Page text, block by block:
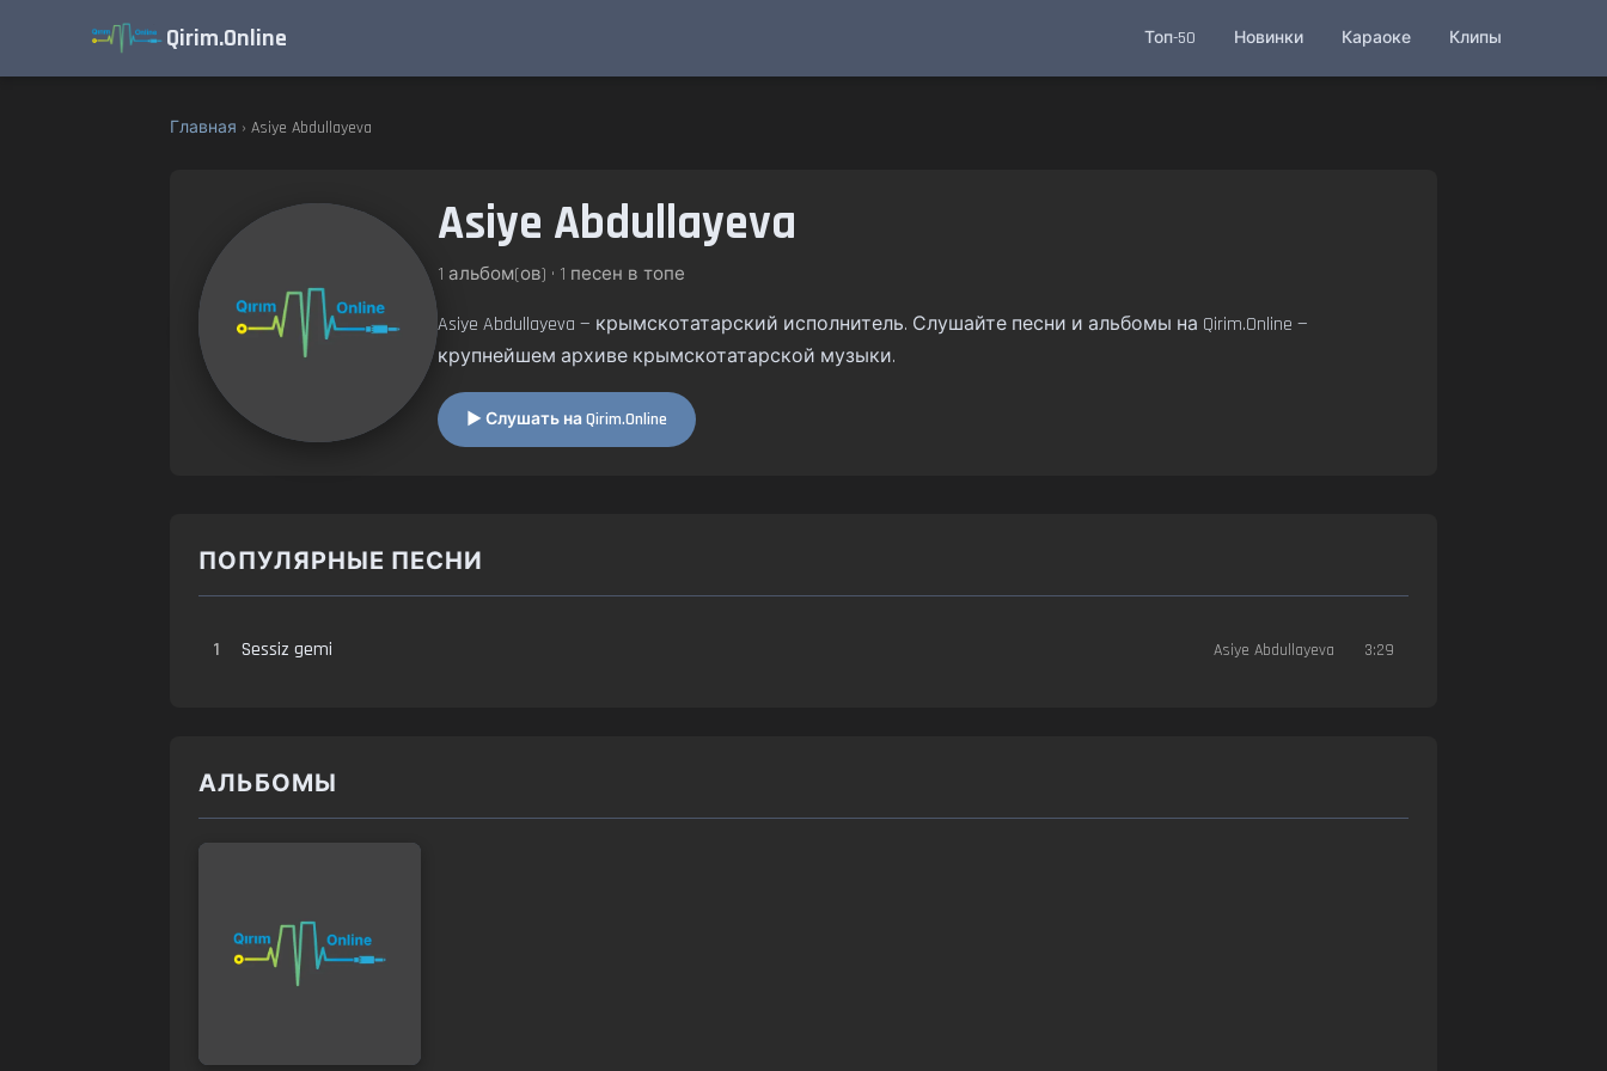
Qirim.Online Топ-50 Новинки Караоке Клипы
Главная › Asiye Abdullayeva
Asiye Abdullayeva
1 альбом(ов) • 1 песен в топе
Asiye Abdullayeva — крымскотатарский исполнитель. Слушайте песни и альбомы на Qirim.Online —
крупнейшем архиве крымскотатарской музыки.
▶ Слушать на Qirim.Online
ПОПУЛЯРНЫЕ ПЕСНИ
1 Sessiz gemi Asiye Abdullayeva 3:29
АЛЬБОМЫ